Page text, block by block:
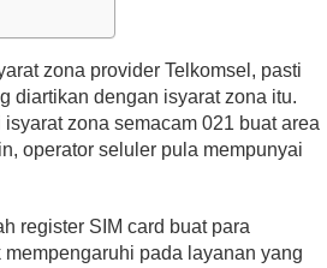
zona provider Telkomsel, pasti
diartikan dengan isyarat zona itu.
zona semacam 021 buat area
operator seluler pula mempunyai
register SIM card buat para
pada layanan yang